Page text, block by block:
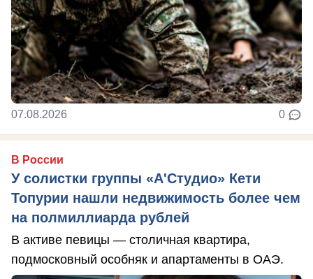
07.08.2026 0
В России
У солистки группы «А'Студио» Кети
Топурии нашли недвижимость более чем
на полмиллиарда рублей
В активе певицы — столичная квартира,
подмосковный особняк и апартаменты в ОАЭ.